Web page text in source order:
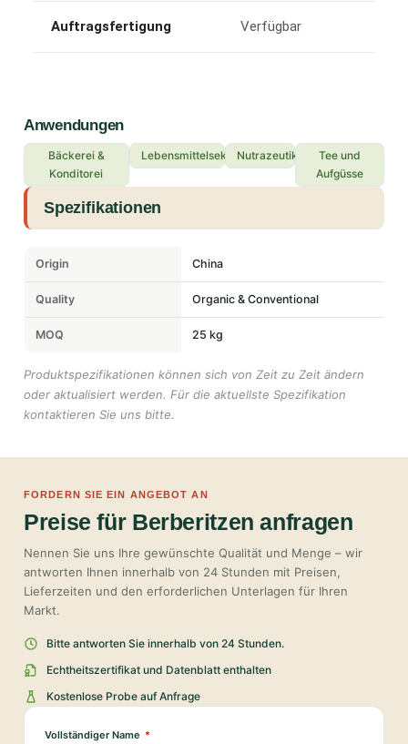
Auftragsfertigung Verfügbar
Anwendungen
Bäckerei &
Konditorei
LebensmittelsektorNutrazeutika
Tee und
Aufgüsse
Spezifikationen
Origin China
Quality Organic & Conventional
MOQ 25 kg
Produktspezifikationen können sich von Zeit zu Zeit ändern
oder aktualisiert werden. Für die aktuellste Spezifikation
kontaktieren Sie uns bitte.
FORDERN SIE EIN ANGEBOT AN
Preise für Berberitzen anfragen
Nennen Sie uns Ihre gewünschte Qualität und Menge – wir
antworten Ihnen innerhalb von 24 Stunden mit Preisen,
Lieferzeiten und den erforderlichen Unterlagen für Ihren
Markt.
Bitte antworten Sie innerhalb von 24 Stunden.
Echtheitszertifikat und Datenblatt enthalten
Kostenlose Probe auf Anfrage
Vollständiger Name